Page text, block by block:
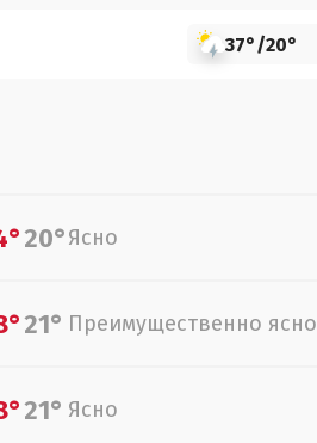
37°/20°
20°Ясно
21° Преимущественно ясно
21° Ясно